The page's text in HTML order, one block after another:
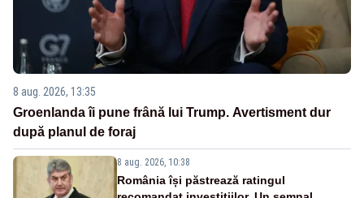
8 aug. 2026, 13:35
Groenlanda îi pune frână lui Trump. Avertisment dur
după planul de foraj
8 aug. 2026, 10:38
România își păstrează ratingul